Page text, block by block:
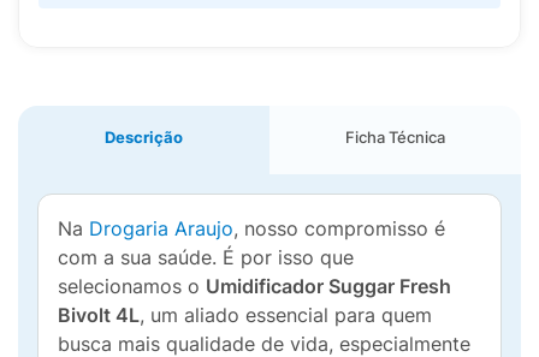
Descrição Ficha Técnica
Na Drogaria Araujo, nosso compromisso é
com a sua saúde. É por isso que
selecionamos o Umidificador Suggar Fresh
Bivolt 4L, um aliado essencial para quem
busca mais qualidade de vida, especialmente